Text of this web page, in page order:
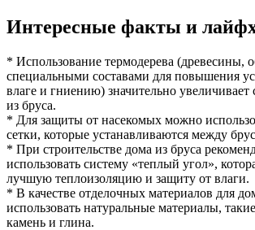
Интересные факты и
* Использование термодерева (древесины,
специальными составами для повышения
влаге и гниению) значительно
из бруса.
* Для защиты от насекомых можно
сетки, которые устанавливаются между
* При строительстве дома из бруса
использовать систему «теплый угол»,
лучшую теплоизоляцию и защиту от влаги.
* В качестве отделочных материалов для
использовать натуральные материалы,
камень и глина.